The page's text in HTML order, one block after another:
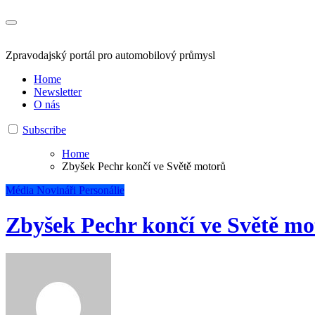
Zpravodajský portál pro automobilový průmysl
Home
Newsletter
O nás
Subscribe
Home
Zbyšek Pechr končí ve Světě motorů
Média Novináři Personálie
Zbyšek Pechr končí ve Světě